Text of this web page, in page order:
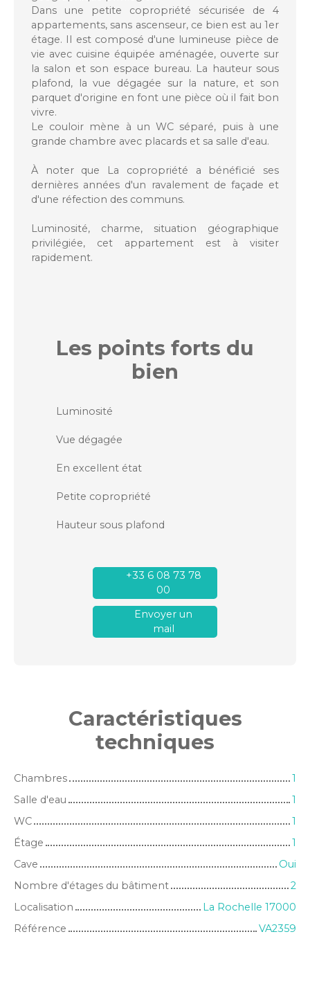
Dans une petite copropriété sécurisée de 4
appartements, sans ascenseur, ce bien est au 1er
étage. Il est composé d'une lumineuse pièce de
vie avec cuisine équipée aménagée, ouverte sur
la salon et son espace bureau. La hauteur sous
plafond, la vue dégagée sur la nature, et son
parquet d'origine en font une pièce où il fait bon
vivre.
Le couloir mène à un WC séparé, puis à une
grande chambre avec placards et sa salle d'eau.
À noter que La copropriété a bénéficié ses
dernières années d'un ravalement de façade et
d'une réfection des communs.
Luminosité, charme, situation géographique
privilégiée, cet appartement est à visiter
rapidement.
Les points forts du
bien
Luminosité
Vue dégagée
En excellent état
Petite copropriété
Hauteur sous plafond
+33 6 08 73 78
00
Envoyer un
mail
Caractéristiques
techniques
Chambres
1
Salle d'eau
1
WC
1
Étage
1
Cave
Oui
Nombre d'étages du bâtiment
2
Localisation
La Rochelle 17000
Référence
VA2359